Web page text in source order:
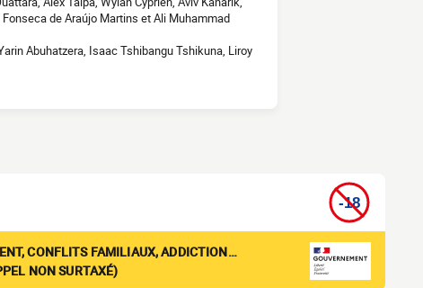
de Araújo Martins et Ali Muhammad
Abuhatzera, Isaac Tshibangu Tshikuna, Liroy
CONFLITS FAMILIAUX, ADDICTION…
NON SURTAXÉ)